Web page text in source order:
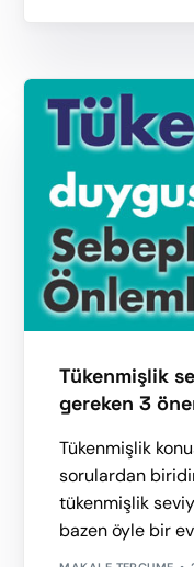
Tükenmişlik
gereken 3
Tükenmişlik
sorulardan
tükenmişlik
bazen öyle bir